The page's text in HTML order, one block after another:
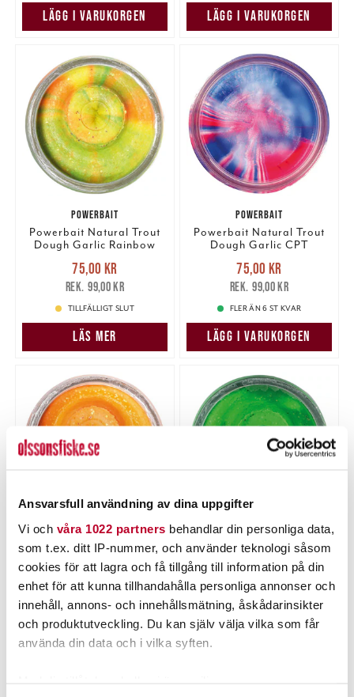
Ansvarsfull användning av dina uppgifter
Vi och våra 1022 partners behandlar din personliga data,
som t.ex. ditt IP-nummer, och använder teknologi såsom
cookies för att lagra och få tillgång till information på din
enhet för att kunna tillhandahålla personliga annonser och
innehåll, annons- och innehållsmätning, åskådarinsikter
och produktutveckling. Du kan själv välja vilka som får
använda din data och i vilka syften.
LÄGG I VARUKORGEN LÄGG I VARUKORGEN
POWERBAIT
Powerbait Natural Trout
Dough Garlic Rainbow
Nuvarande pris
75,00 krTidigare pris
99,00 kr
75,00 kr
99,00 kr
TILLFÄLLIGT SLUT
LÄS MER
POWERBAIT
Powerbait Natural Trout
Dough Garlic CPT
Nuvarande pris
75,00 krTidigare pris
99,00 kr
75,00 kr
99,00 kr
FLER ÄN 6 ST KVAR
LÄGG I VARUKORGEN
POWERBAIT
Powerbait Natural Trout
Dough Garlic Fluo Orange
Glitter
Nuvarande pris:
75,00 kr
Tidigare pris
99,00 kr
75,00 kr
99,00 kr
FLER ÄN 6 ST KVAR
POWERBAIT
Powerbait Natural Trout
Dough Garlic Spring
Green Glitter
Nuvarande pris:
75,00 krTidigare pris
99,00 kr
75,00 kr
99,00 kr
5 ST